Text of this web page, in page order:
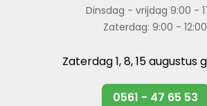
Dinsdag - vrijdag 9:00 -
Zaterdag: 9:00 - 12:00
Zaterdag 1, 8, 15 augustus
0561 - 47 65 53